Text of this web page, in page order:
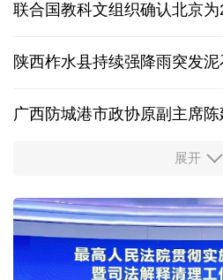
联合国教科文组织确认北京
陕西柞水县持续强降雨突发
广西防城港市政协原副主席
中国多地出台带薪休假新政
入境游火热 前7月北京离境
我国自阿根廷进口的牛肉已
展开